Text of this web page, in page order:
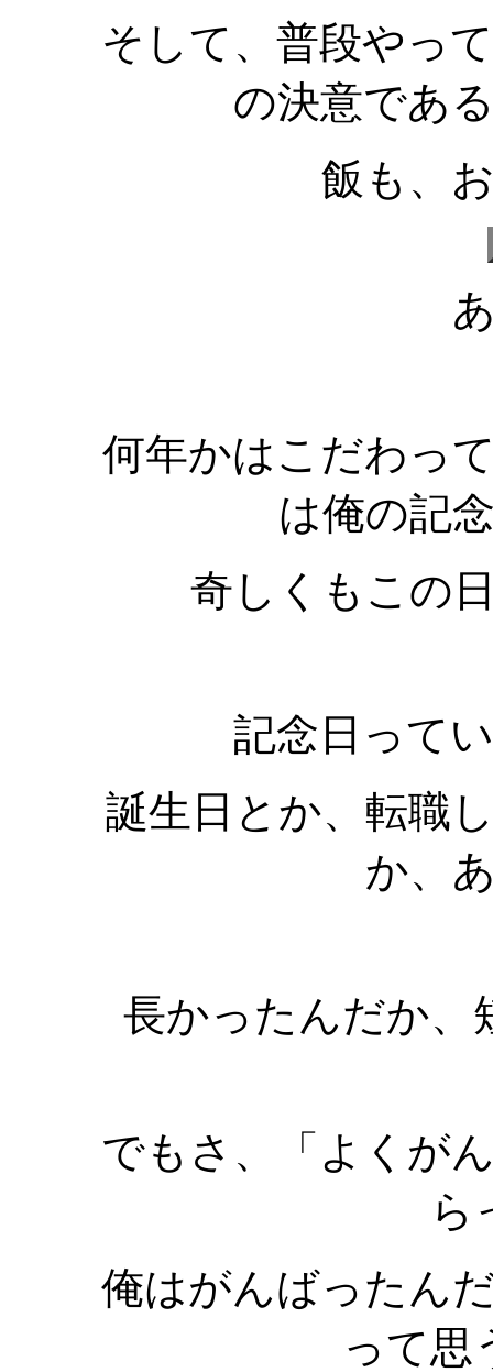
そして、普段やっ
の決意であ
飯も、
何年かはこだわっ
は俺の記
奇しくもこの
記念日って
誕生日とか、転職
か、
長かったんだか、
でもさ、「よくが
ら
俺はがんばったん
って思